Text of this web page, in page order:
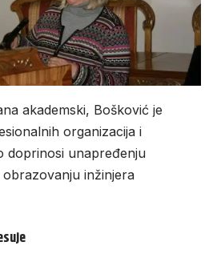
akademski, Bošković je
organizacija i
doprinosi unapređenju
inžinjera